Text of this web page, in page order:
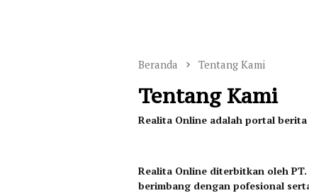
Beranda Tentang Kami
Tentang Kami
Realita Online adalah portal
Realita Online diterbitkan oleh
berimbang dengan pofesional